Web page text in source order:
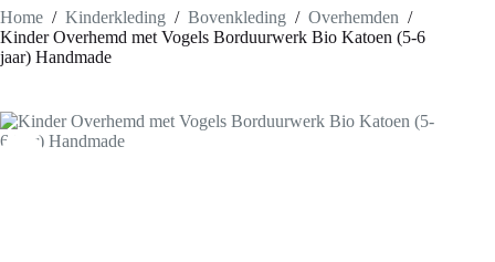
Home / Kinderkleding / Bovenkleding / Overhemden /
Kinder Overhemd met Vogels Borduurwerk Bio Katoen (5-6
jaar) Handmade